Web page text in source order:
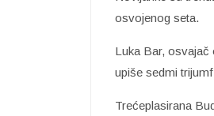
osvojenog seta.
Luka Bar, osvajač
upiše sedmi
Trećeplasirana